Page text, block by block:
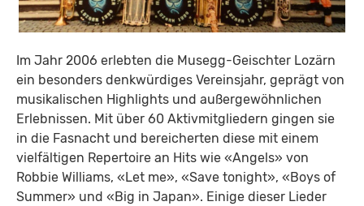
Im Jahr 2006 erlebten die Musegg-Geischter Lozärn
ein besonders denkwürdiges Vereinsjahr, geprägt von
musikalischen Highlights und außergewöhnlichen
Erlebnissen. Mit über 60 Aktivmitgliedern gingen sie
in die Fasnacht und bereicherten diese mit einem
vielfältigen Repertoire an Hits wie «Angels» von
Robbie Williams, «Let me», «Save tonight», «Boys of
Summer» und «Big in Japan». Einige dieser Lieder